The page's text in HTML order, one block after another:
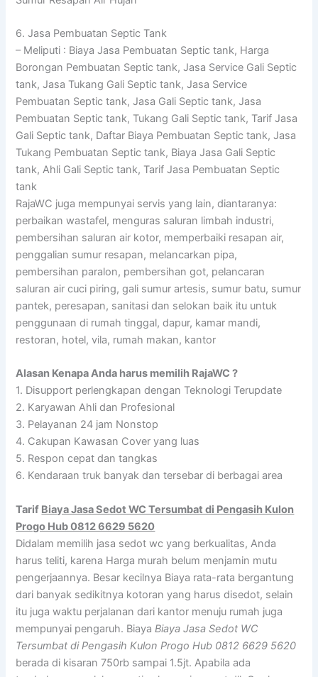
6. Jasa Pembuatan Septic Tank
– Meliputi : Biaya Jasa Pembuatan Septic tank, Harga
Borongan Pembuatan Septic tank, Jasa Service Gali Septic
tank, Jasa Tukang Gali Septic tank, Jasa Service
Pembuatan Septic tank, Jasa Gali Septic tank, Jasa
Pembuatan Septic tank, Tukang Gali Septic tank, Tarif Jasa
Gali Septic tank, Daftar Biaya Pembuatan Septic tank, Jasa
Tukang Pembuatan Septic tank, Biaya Jasa Gali Septic
tank, Ahli Gali Septic tank, Tarif Jasa Pembuatan Septic
tank
RajaWC juga mempunyai servis yang lain, diantaranya:
perbaikan wastafel, menguras saluran limbah industri,
pembersihan saluran air kotor, memperbaiki resapan air,
penggalian sumur resapan, melancarkan pipa,
pembersihan paralon, pembersihan got, pelancaran
saluran air cuci piring, gali sumur artesis, sumur batu, sumur
pantek, peresapan, sanitasi dan selokan baik itu untuk
penggunaan di rumah tinggal, dapur, kamar mandi,
restoran, hotel, vila, rumah makan, kantor
Alasan Kenapa Anda harus memilih RajaWC ?
1. Disupport perlengkapan dengan Teknologi Terupdate
2. Karyawan Ahli dan Profesional
3. Pelayanan 24 jam Nonstop
4. Cakupan Kawasan Cover yang luas
5. Respon cepat dan tangkas
6. Kendaraan truk banyak dan tersebar di berbagai area
Tarif Biaya Jasa Sedot WC Tersumbat di Pengasih Kulon
Progo Hub 0812 6629 5620
Didalam memilih jasa sedot wc yang berkualitas, Anda
harus teliti, karena Harga murah belum menjamin mutu
pengerjaannya. Besar kecilnya Biaya rata-rata bergantung
dari banyak sedikitnya kotoran yang harus disedot, selain
itu juga waktu perjalanan dari kantor menuju rumah juga
mempunyai pengaruh. BiayaBiaya Jasa Sedot WC
Tersumbat di Pengasih Kulon Progo Hub 0812 6629 5620
berada di kisaran 750rb sampai 1.5jt. Apabila ada